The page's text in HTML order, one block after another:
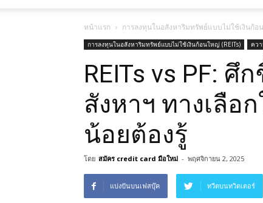
เชื่อ
บุคคล
ทุก
ธนาคาร
อนุมัติ
บริการ
ฟรี
หน้าแรก การลงทุนในอสังหาริมทรัพย์แบบไม่ใช้เงินก้อ
การลงทุนในอสังหาริมทรัพย์แบบไม่ใช้เงินก้อนใหญ่ (REITs) ควา
REITs vs PF:
สังหาฯ ทางเลือ
น้อยต้องรู้
โดย สมัคร credit card มือใหม่ - พฤศจิกายน 2, 2025
แบ่งปันบนเฟสบุ๊ค ทวีตบนทวิตเตอร์